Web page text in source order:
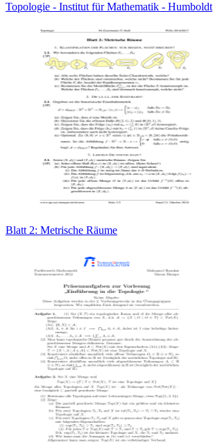
Topologie - Institut für Mathematik - Humboldt
Blatt 2: Metrische Räume